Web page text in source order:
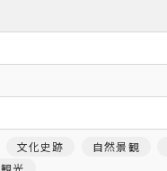
文化史跡 自然景観
観光